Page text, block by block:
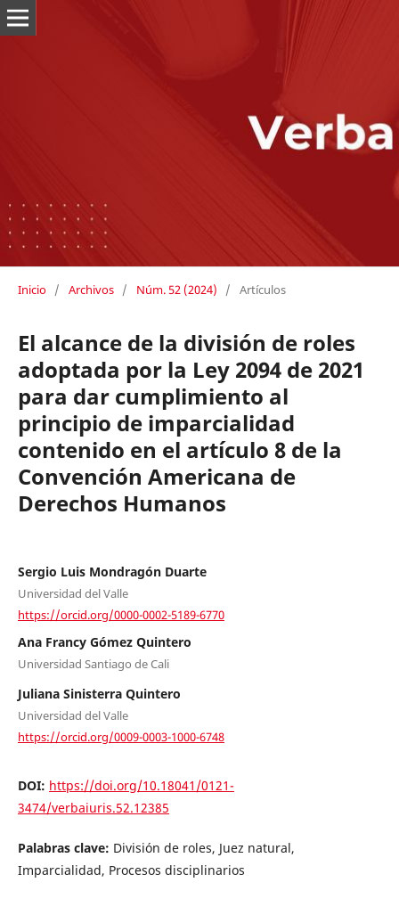
Inicio / Archivos / Núm. 52 (2024) / Artículos
El alcance de la división de roles
adoptada por la Ley 2094 de 2021
para dar cumplimiento al
principio de imparcialidad
contenido en el artículo 8 de la
Convención Americana de
Derechos Humanos
Sergio Luis Mondragón Duarte
Universidad del Valle
https://orcid.org/0000-0002-5189-6770
Ana Francy Gómez Quintero
Universidad Santiago de Cali
Juliana Sinisterra Quintero
Universidad del Valle
https://orcid.org/0009-0003-1000-6748
DOI: https://doi.org/10.18041/0121-
3474/verbaiuris.52.12385
Palabras clave: División de roles, Juez natural,
Imparcialidad, Procesos disciplinarios